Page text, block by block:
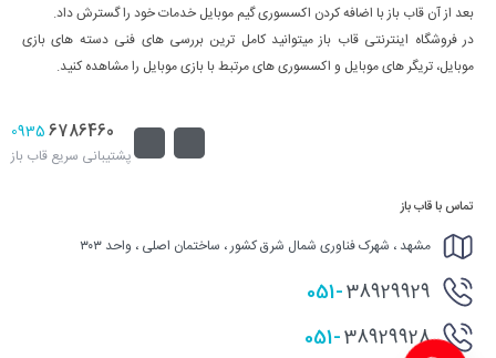
بعد از آن قاب باز با اضافه کردن اکسسوری گیم موبایل خدمات خود را گسترش داد.
در فروشگاه اینترنتی قاب باز میتوانید کامل ترین بررسی های فنی دسته های بازی
موبایل، تریگر های موبایل و اکسسوری های مرتبط با بازی موبایل را مشاهده کنید.
6786460
0935
پشتیبانی سریع قاب باز
تماس با قاب باز
مشهد ، شهرک فناوری شمال شرق کشور ، ساختمان اصلی ، واحد ۳۰۳
051-38929929
051-38929928